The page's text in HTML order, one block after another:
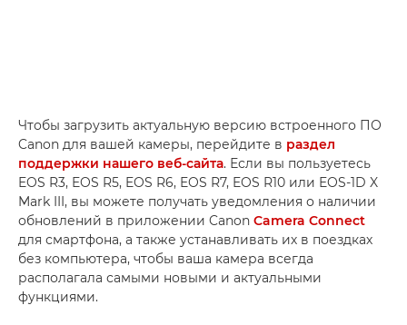
Чтобы загрузить актуальную версию встроенного ПО
Canon для вашей камеры, перейдите в раздел
поддержки нашего веб-сайта. Если вы пользуетесь
EOS R3, EOS R5, EOS R6, EOS R7, EOS R10 или EOS-1D X
Mark III, вы можете получать уведомления о наличии
обновлений в приложении Canon Camera Connect
для смартфона, а также устанавливать их в поездках
без компьютера, чтобы ваша камера всегда
располагала самыми новыми и актуальными
функциями.